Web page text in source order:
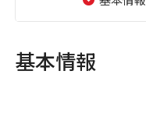
基本情報